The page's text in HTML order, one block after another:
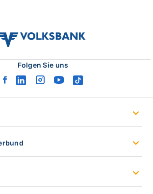
volksbank
Folgen Sie uns
facebook
linkedininstagram
youtubetiktok